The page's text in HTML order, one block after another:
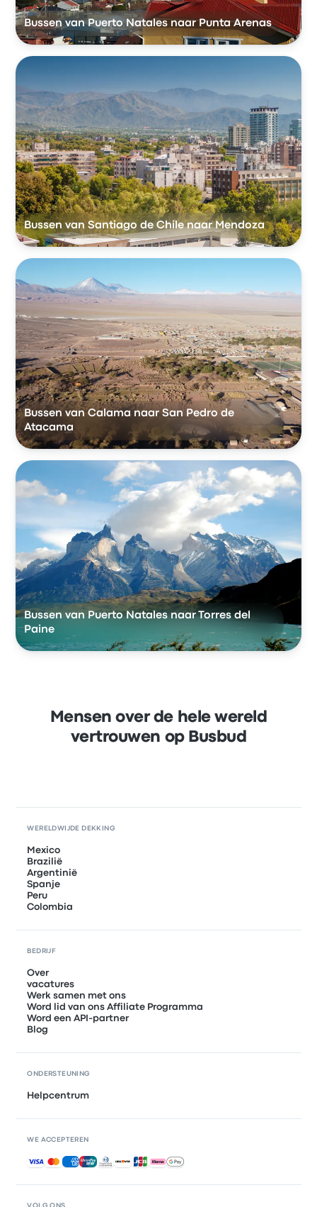
Bussen van Puerto Natales naar Punta Arenas
Bussen van Santiago de Chile naar Mendoza
Bussen van Calama naar San Pedro de
Atacama
Bussen van Puerto Natales naar Torres del
Paine
Mensen over de hele wereld
vertrouwen op Busbud
VOLG ONS
WERELDWIJDE DEKKING
Mexico
Brazilië
Argentinië
Spanje
Peru
Colombia
BEDRIJF
Over
vacatures
Werk samen met ons
Word lid van ons Affiliate Programma
Word een API-partner
Blog
ONDERSTEUNING
Helpcentrum
WE ACCEPTEREN
Geaccepteerde betalingen